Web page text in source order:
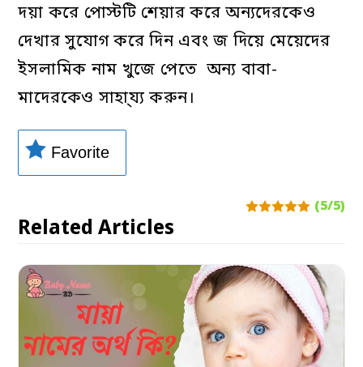
দয়া করে পোস্টটি শেয়ার করে অন্যদেরকেও
দেখার সুযোগ করে দিন এবং জ দিয়ে মেয়েদের
ইসলামিক নাম খুজে পেতে অন্য বাবা-
মাদেরকেও সাহা্য্য করুন।
Favorite
(5/5)
Related Articles